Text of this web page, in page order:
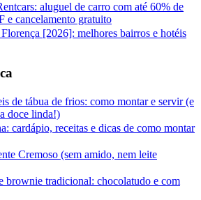
aluguel de carro com até 60% de
e cancelamento gratuito
[2026]: melhores bairros e hotéis
de tábua de frios: como montar e servir (e
doce linda!)
cardápio, receitas e dicas de como montar
Cremoso (sem amido, nem leite
brownie tradicional: chocolatudo e com